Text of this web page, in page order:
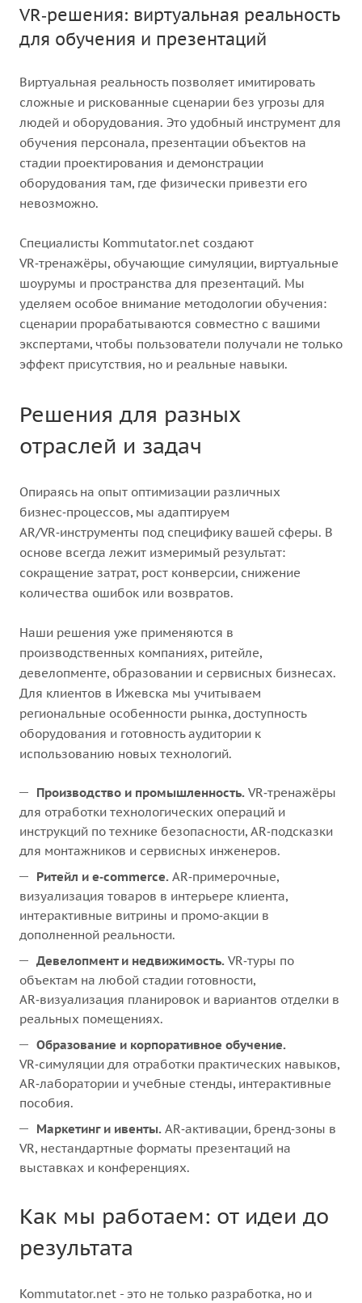
VR‑решения: виртуальная реальность
для обучения и презентаций
Виртуальная реальность позволяет имитировать
сложные и рискованные сценарии без угрозы для
людей и оборудования. Это удобный инструмент для
обучения персонала, презентации объектов на
стадии проектирования и демонстрации
оборудования там, где физически привезти его
невозможно.
Специалисты Kommutator.net создают
VR‑тренажёры, обучающие симуляции, виртуальные
шоурумы и пространства для презентаций. Мы
уделяем особое внимание методологии обучения:
сценарии прорабатываются совместно с вашими
экспертами, чтобы пользователи получали не только
эффект присутствия, но и реальные навыки.
Решения для разных
отраслей и задач
Опираясь на опыт оптимизации различных
бизнес‑процессов, мы адаптируем
AR/VR‑инструменты под специфику вашей сферы. В
основе всегда лежит измеримый результат:
сокращение затрат, рост конверсии, снижение
количества ошибок или возвратов.
Наши решения уже применяются в
производственных компаниях, ритейле,
девелопменте, образовании и сервисных бизнесах.
Для клиентов в Ижевска мы учитываем
региональные особенности рынка, доступность
оборудования и готовность аудитории к
использованию новых технологий.
Производство и промышленность. VR‑тренажёры
для отработки технологических операций и
инструкций по технике безопасности, AR‑подсказки
для монтажников и сервисных инженеров.
Ритейл и e‑commerce. AR‑примерочные,
визуализация товаров в интерьере клиента,
интерактивные витрины и промо‑акции в
дополненной реальности.
Девелопмент и недвижимость. VR‑туры по
объектам на любой стадии готовности,
AR‑визуализация планировок и вариантов отделки в
реальных помещениях.
Образование и корпоративное обучение.
VR‑симуляции для отработки практических навыков,
AR‑лаборатории и учебные стенды, интерактивные
пособия.
Маркетинг и ивенты. AR‑активации, бренд‑зоны в
VR, нестандартные форматы презентаций на
выставках и конференциях.
Как мы работаем: от идеи до
результата
Kommutator.net - это не только разработка, но и